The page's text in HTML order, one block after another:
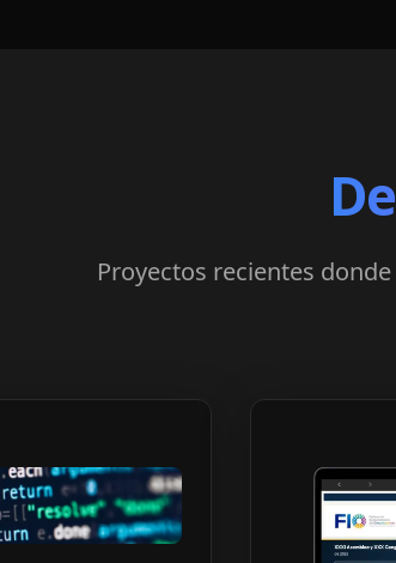
Proyectos recientes